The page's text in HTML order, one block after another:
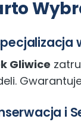
Gliwice
i